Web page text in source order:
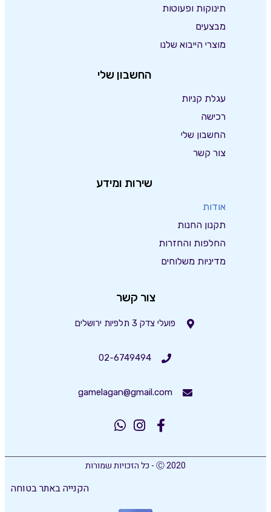
תינוקות ופעוטות
מבצעים
מוצרי הייבוא שלנו
החשבון שלי
עגלת קניות
רכישה
החשבון שלי
צור קשר
שירות ומידע
אודות
תקנון החנות
החלפות והחזרות
מדיניות משלוחים
צור קשר
פועלי צדק 3 תלפיות ירושלים
02-6749494
gamelagan@gmail.com
Ⓒ 2020 - כל הזכויות שמורות
הקנייה באתר בטוחה